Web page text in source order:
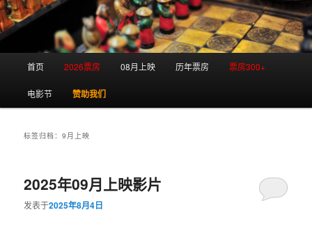
首页 2026票房 08月上映 历年票房 票房300+
电影节 赞助我们
标签归档：9月上映
2025年09月上映影片
发表于2025年8月4日